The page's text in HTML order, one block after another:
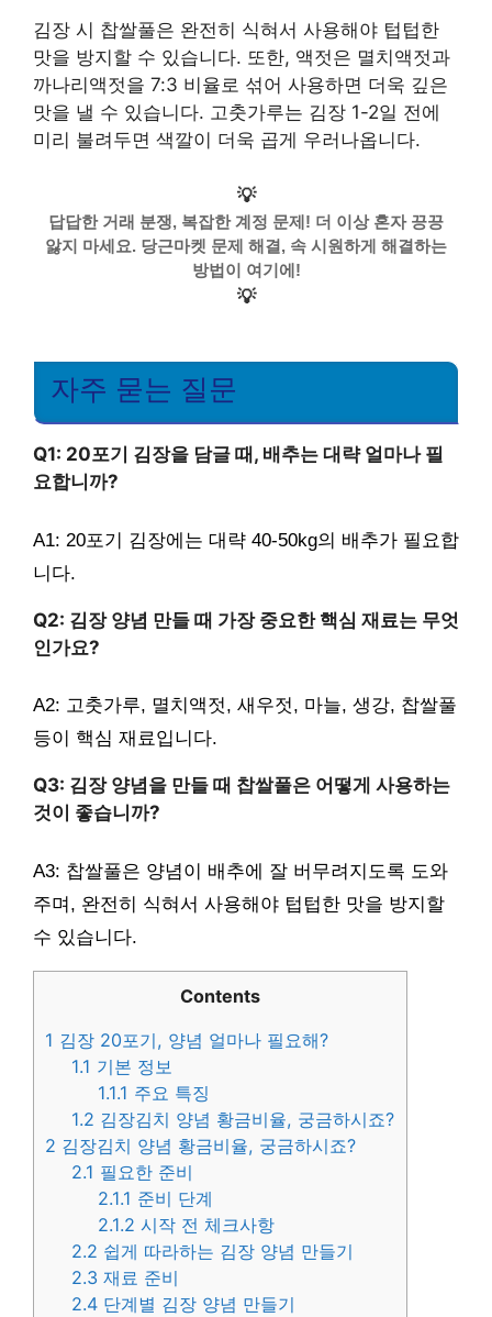
김장 시 찹쌀풀은 완전히 식혀서 사용해야 텁텁한
맛을 방지할 수 있습니다. 또한, 액젓은 멸치액젓과
까나리액젓을 7:3 비율로 섞어 사용하면 더욱 깊은
맛을 낼 수 있습니다. 고춧가루는 김장 1-2일 전에
미리 불려두면 색깔이 더욱 곱게 우러나옵니다.
💡
답답한 거래 분쟁, 복잡한 계정 문제! 더 이상 혼자 끙끙
앓지 마세요. 당근마켓 문제 해결, 속 시원하게 해결하는
방법이 여기에!
💡
자주 묻는 질문
Q1: 20포기 김장을 담글 때, 배추는 대략 얼마나 필
요합니까?
A1: 20포기 김장에는 대략 40-50kg의 배추가 필요합
니다.
Q2: 김장 양념 만들 때 가장 중요한 핵심 재료는 무엇
인가요?
A2: 고춧가루, 멸치액젓, 새우젓, 마늘, 생강, 찹쌀풀
등이 핵심 재료입니다.
Q3: 김장 양념을 만들 때 찹쌀풀은 어떻게 사용하는
것이 좋습니까?
A3: 찹쌀풀은 양념이 배추에 잘 버무려지도록 도와
주며, 완전히 식혀서 사용해야 텁텁한 맛을 방지할
수 있습니다.
Contents
1 김장 20포기, 양념 얼마나 필요해?
1.1 기본 정보
1.1.1 주요 특징
1.2 김장김치 양념 황금비율, 궁금하시죠?
2 김장김치 양념 황금비율, 궁금하시죠?
2.1 필요한 준비
2.1.1 준비 단계
2.1.2 시작 전 체크사항
2.2 쉽게 따라하는 김장 양념 만들기
2.3 재료 준비
2.4 단계별 김장 양념 만들기